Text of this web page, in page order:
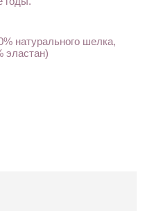
натурального шелка,
эластан)